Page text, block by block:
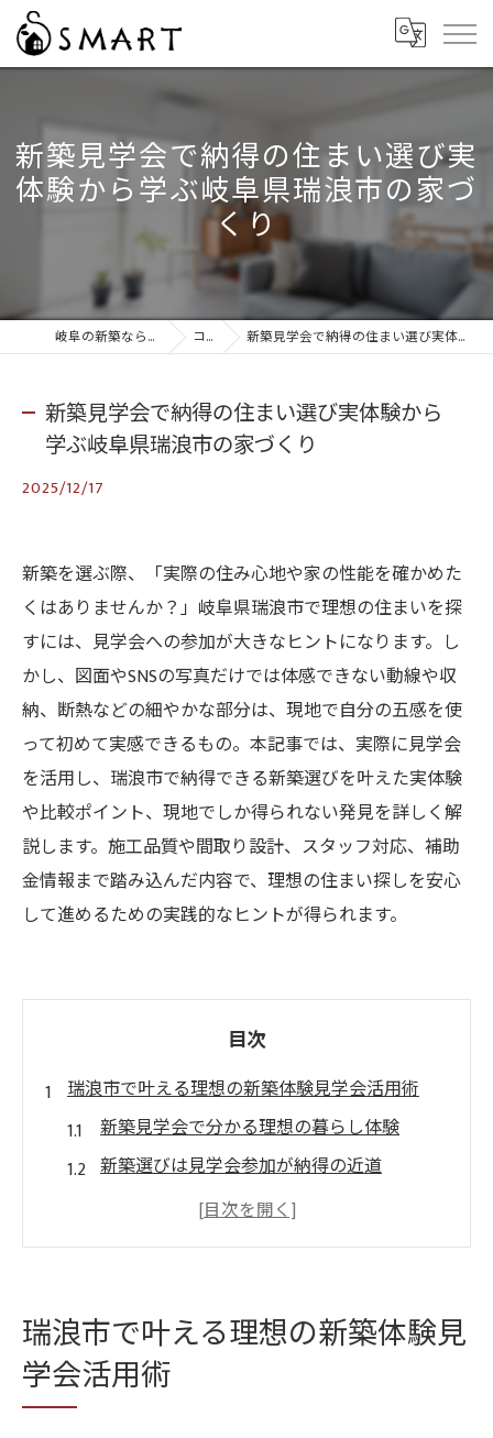
新築見学会で納得の住まい選び実
体験から学ぶ岐阜県瑞浪市の家づ
くり
岐阜の新築なら株式会社スマート コラム 新築見学会で納得の住まい選び実体験から学ぶ岐阜県瑞浪市の家づくり
新築見学会で納得の住まい選び実体験から
学ぶ岐阜県瑞浪市の家づくり
2025/12/17
新築を選ぶ際、「実際の住み心地や家の性能を確かめた
くはありませんか？」岐阜県瑞浪市で理想の住まいを探
すには、見学会への参加が大きなヒントになります。し
かし、図面やSNSの写真だけでは体感できない動線や収
納、断熱などの細やかな部分は、現地で自分の五感を使
って初めて実感できるもの。本記事では、実際に見学会
を活用し、瑞浪市で納得できる新築選びを叶えた実体験
や比較ポイント、現地でしか得られない発見を詳しく解
説します。施工品質や間取り設計、スタッフ対応、補助
金情報まで踏み込んだ内容で、理想の住まい探しを安心
して進めるための実践的なヒントが得られます。
目次
瑞浪市で叶える理想の新築体験見学会活用術
新築見学会で分かる理想の暮らし体験
新築選びは見学会参加が納得の近道
見学会で体感できる間取りの工夫
岐阜県瑞浪市で新築見学会を上手に活用
新築見学会を通じて家族に合う住まいを発見
家族で参加する新築見学会の魅力
瑞浪市で叶える理想の新築体験見
学会活用術